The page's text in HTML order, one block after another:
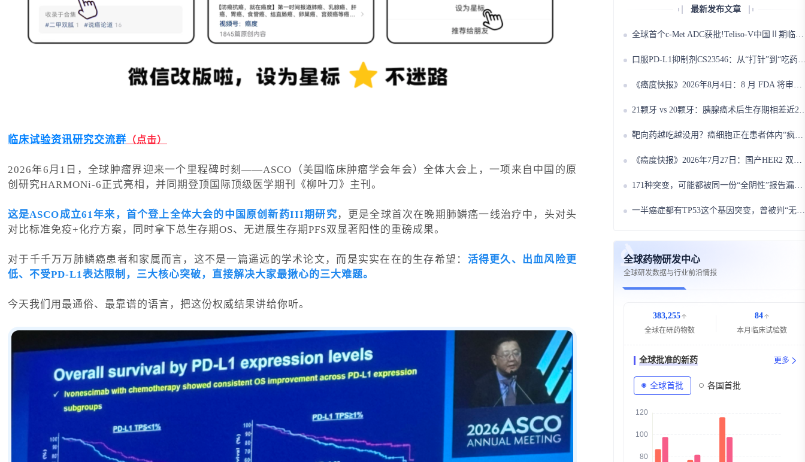
临床试验资讯研究交流群 （点击）
2026年6月1日，全球肿瘤界迎来一个里程碑时刻——ASCO（美国临床肿瘤学会年会）全体大会上，一项来自中国的原
创研究HARMONi‑6正式亮相，并同期登顶国际顶级医学期刊《柳叶刀》主刊。
这是ASCO成立61年来，首个登上全体大会的中国原创新药III期研究 ，更是全球首次在晚期肺鳞癌一线治疗中，头对头
对比标准免疫+化疗方案，同时拿下总生存期OS、无进展生存期PFS双显著阳性的重磅成果。
对于千千万万肺鳞癌患者和家属而言，这不是一篇遥远的学术论文，而是实实在在的生存希望： 活得更久、出血风险更
低、不受PD-L1表达限制，三大核心突破，直接解决大家最揪心的三大难题。
今天我们用最通俗、最靠谱的语言，把这份权威结果讲给你听。
最新发布文章
全球首个c-Met ADC获批!Teliso-V中国Ⅱ期临床启动,这类肺癌患者可申请！
口服PD-L1抑制剂CS23546：从“打针”到“吃药”，免疫治疗的新选择!
《癌度快报》2026年8月4日：8 月 FDA 将审评 3 款肿瘤创新药：溶瘤病毒、多发性骨髓瘤新药、放射性配体疗法！
21颗牙 vs 20颗牙：胰腺癌术后生存期相差近2年！牙齿数量才是被忽视的“生命底牌”?
靶向药越吃越没用？癌细胞正在患者体内“疯狂进化”，一个方法提前锁定耐药“七寸”！
《癌度快报》2026年7月27日：国产HER2 双抗 ADC 第 3 次纳入突破性疗法，HER2 低表达乳腺癌 ORR 达 53%!
171种突变，可能都被同一份“全阴性”报告漏掉了——MET14跳突检测，常规的DNA容易“看走眼”!
一半癌症都有TP53这个基因突变，曾被判“无药可救”三十年——如今科学家找到办法修好它!
全球药物研发中心
全球研发数据与行业前沿情报
383,255 个
全球在研药物数
84 个
本月临床试验数
全球批准的新药 更多
全球首批 各国首批